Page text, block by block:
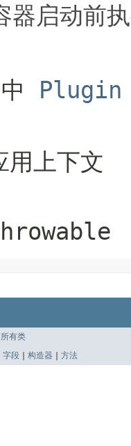
器启动前
Plugin
上下文
所有类
字段 构造器 方法